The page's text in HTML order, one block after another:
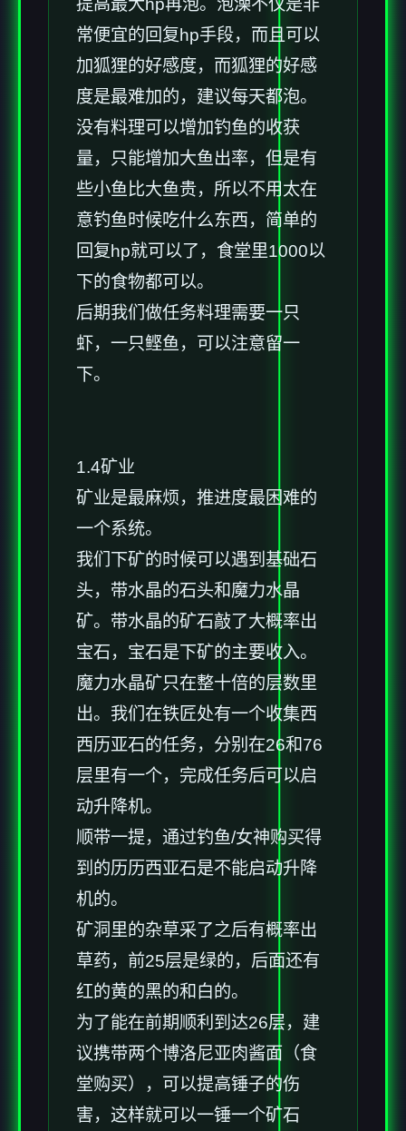
提高最大hp再泡。泡澡不仅是非
常便宜的回复hp手段，而且可以
加狐狸的好感度，而狐狸的好感
度是最难加的，建议每天都泡。
没有料理可以增加钓鱼的收获
量，只能增加大鱼出率，但是有
些小鱼比大鱼贵，所以不用太在
意钓鱼时候吃什么东西，简单的
回复hp就可以了，食堂里1000以
下的食物都可以。
后期我们做任务料理需要一只
虾，一只鲣鱼，可以注意留一
下。
1.4矿业
矿业是最麻烦，推进度最困难的
一个系统。
我们下矿的时候可以遇到基础石
头，带水晶的石头和魔力水晶
矿。带水晶的矿石敲了大概率出
宝石，宝石是下矿的主要收入。
魔力水晶矿只在整十倍的层数里
出。我们在铁匠处有一个收集西
西历亚石的任务，分别在26和76
层里有一个，完成任务后可以启
动升降机。
顺带一提，通过钓鱼/女神购买得
到的历历西亚石是不能启动升降
机的。
矿洞里的杂草采了之后有概率出
草药，前25层是绿的，后面还有
红的黄的黑的和白的。
为了能在前期顺利到达26层，建
议携带两个博洛尼亚肉酱面（食
堂购买），可以提高锤子的伤
害，这样就可以一锤一个矿石